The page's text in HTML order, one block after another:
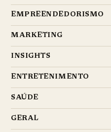
EMPREENDEDORISMO
MARKETING
INSIGHTS
ENTRETENIMENTO
SAÚDE
GERAL